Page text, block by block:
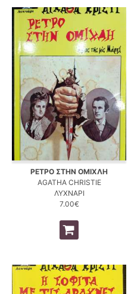
ΡΕΤΡΟ ΣΤΗΝ ΟΜΙΧΛΗ
AGATHA CHRISTIE
ΛΥΧΝΑΡΙ
7.00€